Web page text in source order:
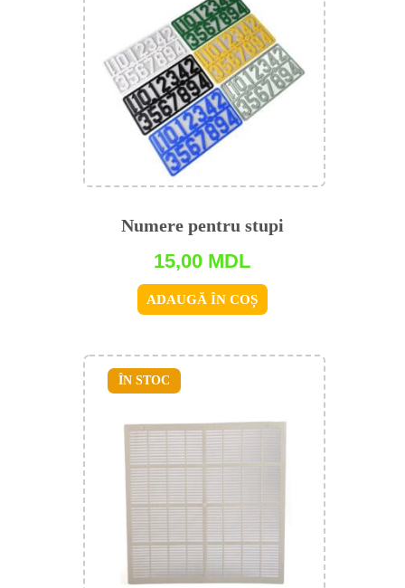
Numere pentru stupi
15,00 MDL
ADAUGĂ ÎN COȘ
ÎN STOC